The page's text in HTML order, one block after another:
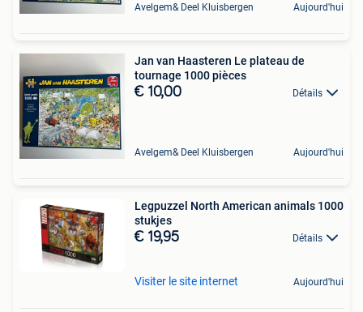
Avelgem& Deel Kluisbergen Aujourd'hui
Jan van Haasteren Le plateau de
tournage 1000 pièces
€ 10,00 Détails
Avelgem& Deel Kluisbergen Aujourd'hui
Legpuzzel North American animals 1000
stukjes
€ 19,95 Détails
Visiter le site internet Aujourd'hui